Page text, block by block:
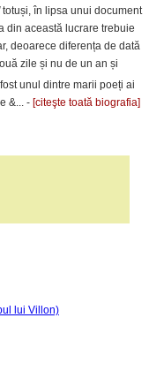
totuși, în lipsa unui document
din această lucrare trebuie
deoarece diferența de dată
zile și nu de un an și
unul dintre marii poeți ai
&... - [citeşte toată biografia]
lui Villon)